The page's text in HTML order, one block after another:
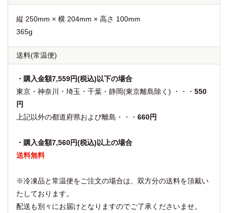
縦 250mm × 横 204mm × 高さ 100mm
365g
送料(常温便)
・購入金額7,559円(税込)以下の場合
東京・神奈川・埼玉・千葉・静岡(東京離島除く) ・・・ 550
円
上記以外の都道府県および離島・・・ 660円
・購入金額7,560円(税込)以上の場合
送料無料
※冷凍品と常温便をご注文の場合は、双方分の送料を頂戴い
たしております。
配送も別々にお届けとなりますのでご了承くださいませ。